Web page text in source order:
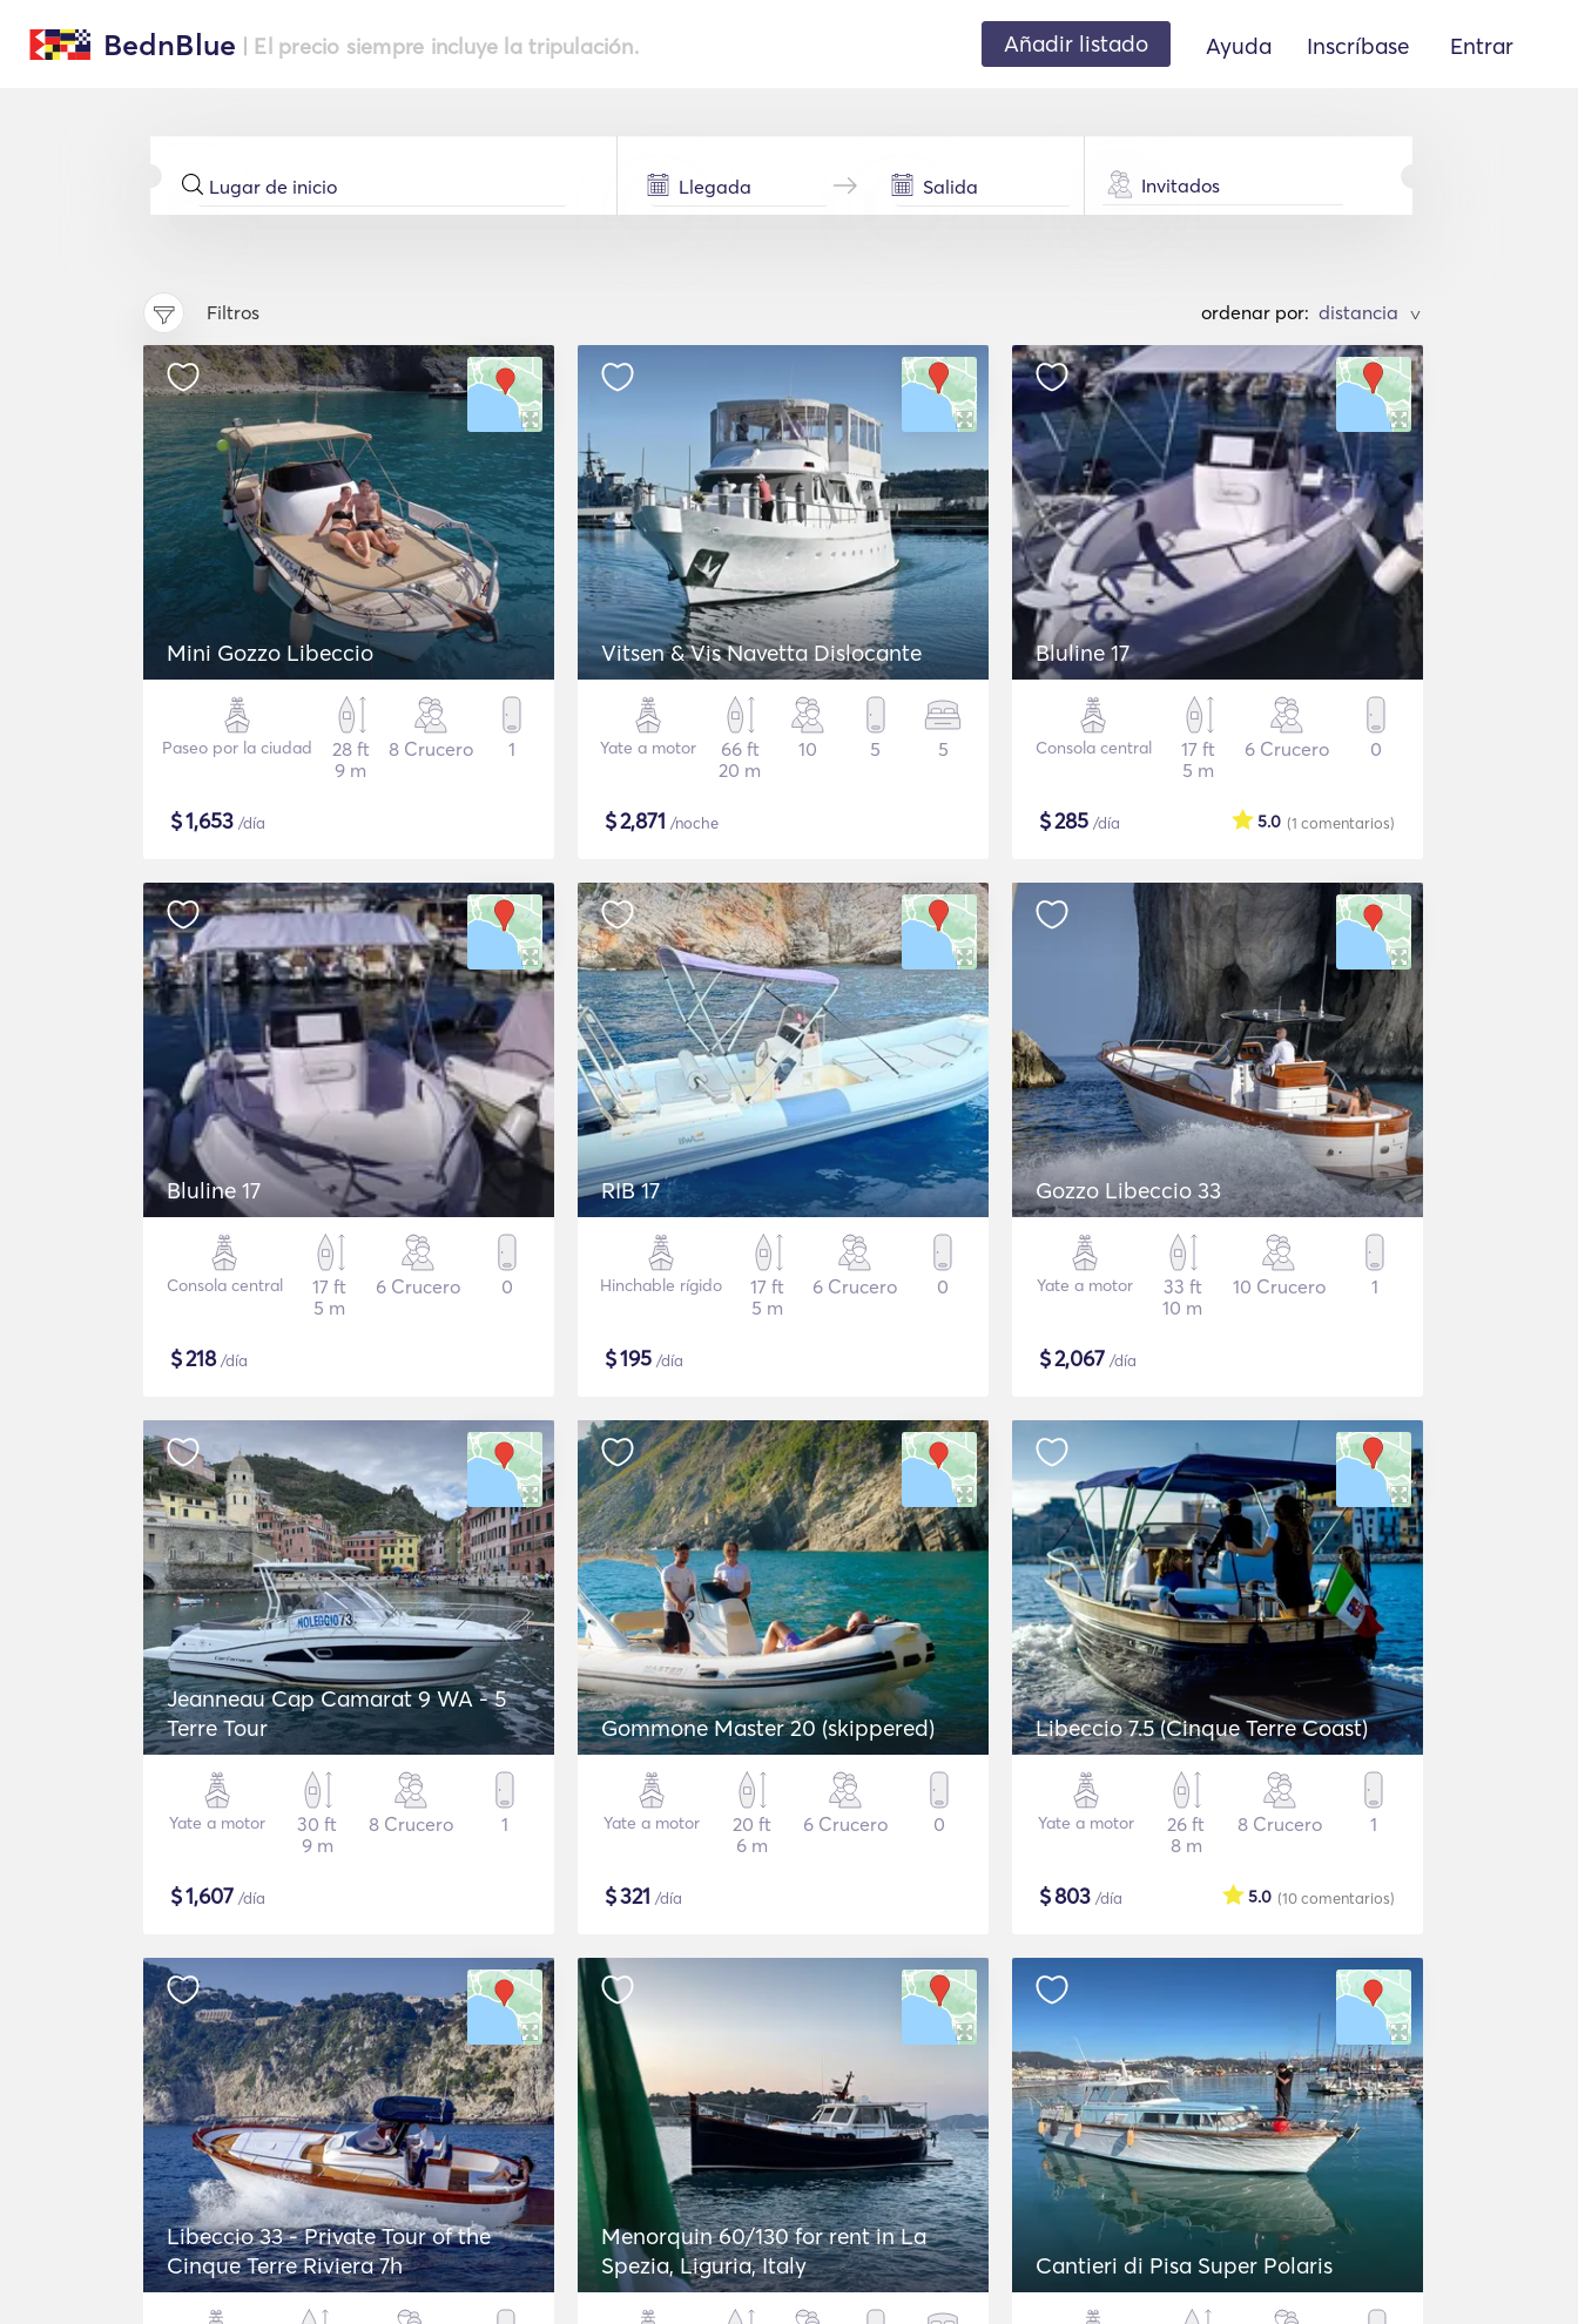
BednBlue | El precio siempre incluye la tripulación. Añadir listado Ayuda Inscríbase Entrar
Invitados
Filtros ordenar por: >
Mini Gozzo Libeccio
Paseo por la ciudad
28 ft
9 m
8 Crucero 1
$1,653 /día
Vitsen & Vis Navetta Dislocante
Yate a motor
66 ft
20 m
10 5 5
$2,871 /noche
Bluline 17
Consola central
17 ft
5 m
6 Crucero 0
$285 /día (1 comentarios)
5.0
Bluline 17
Consola central
17 ft
5 m
6 Crucero 0
$218/día
RIB 17
Hinchable rígido
17 ft
5 m
6 Crucero 0
$195 /día
Gozzo Libeccio 33
Yate a motor
33 ft
10 m
10 Crucero 1
$2,067 /día
Jeanneau Cap Camarat 9 WA - 5
Terre Tour
Yate a motor
30 ft
9 m
8 Crucero 1
$1,607 /día
Gommone Master 20 (skippered)
Yate a motor
20 ft
6 m
6 Crucero 0
$321 /día
Libeccio 7.5 (Cinque Terre Coast)
Yate a motor
26 ft
8 m
8 Crucero 1
$803 /día (10comentarios)
5.0
Libeccio 33 - Private Tour of the
Cinque Terre Riviera 7h
Menorquin 60/130 for rent in La
Spezia, Liguria, Italy
Cantieri di Pisa Super Polaris